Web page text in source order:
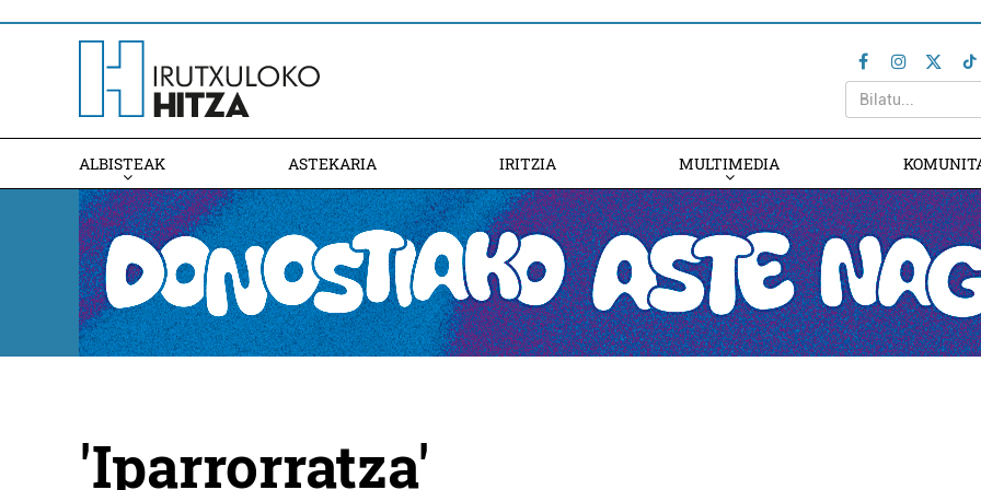
ALBISTEAK ASTEKARIA IRITZIA MULTIMEDIA
'Iparrorratza'